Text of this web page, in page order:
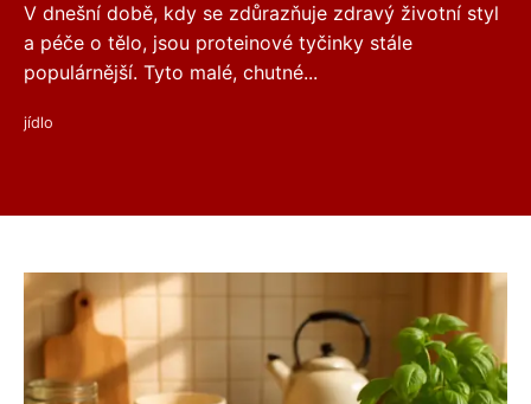
V dnešní době, kdy se zdůrazňuje zdravý životní styl
a péče o tělo, jsou proteinové tyčinky stále
populárnější. Tyto malé, chutné...
jídlo